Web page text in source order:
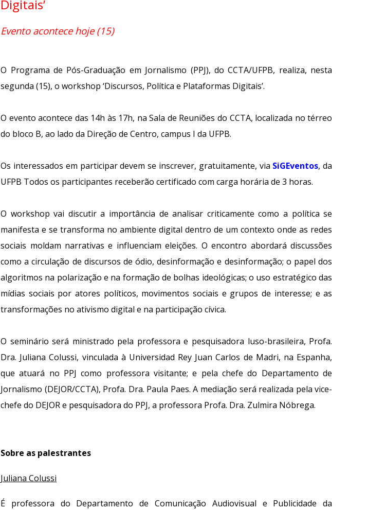
Digitais’
Evento acontece hoje (15)
O Programa de Pós-Graduação em Jornalismo (PPJ), do CCTA/UFPB, realiza, nesta
segunda (15), o workshop ‘Discursos, Política e Plataformas Digitais’.
O evento acontece das 14h às 17h, na Sala de Reuniões do CCTA, localizada no térreo
do bloco B, ao lado da Direção de Centro, campus I da UFPB.
Os interessados em participar devem se inscrever, gratuitamente, via SiGEventos, da
UFPB Todos os participantes receberão certificado com carga horária de 3 horas.
O workshop vai discutir a importância de analisar criticamente como a política se
manifesta e se transforma no ambiente digital dentro de um contexto onde as redes
sociais moldam narrativas e influenciam eleições. O encontro abordará discussões
como a circulação de discursos de ódio, desinformação e desinformação; o papel dos
algoritmos na polarização e na formação de bolhas ideológicas; o uso estratégico das
mídias sociais por atores políticos, movimentos sociais e grupos de interesse; e as
transformações no ativismo digital e na participação cívica.
O seminário será ministrado pela professora e pesquisadora luso-brasileira, Profa.
Dra. Juliana Colussi, vinculada à Universidad Rey Juan Carlos de Madri, na Espanha,
que atuará no PPJ como professora visitante; e pela chefe do Departamento de
Jornalismo (DEJOR/CCTA), Profa. Dra. Paula Paes. A mediação será realizada pela vice-
chefe do DEJOR e pesquisadora do PPJ, a professora Profa. Dra. Zulmira Nóbrega.
Sobre as palestrantes
Juliana Colussi
É professora do Departamento de Comunicação Audiovisual e Publicidade da